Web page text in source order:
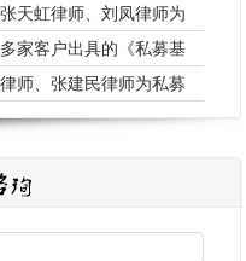
天虹律师、刘凤律师为
家客户出具的《私募基
师、张建民律师为私募